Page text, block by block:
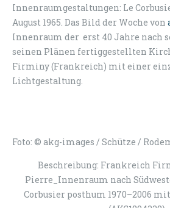
Innenraumgestaltungen: Le
August 1965. Das Bild der Woche von
Innenraum der erst 40 Jahre nach
seinen Plänen fertiggestellten
Firminy (Frankreich) mit einer
Lichtgestaltung.
Foto: © akg-images / Schütze /
Beschreibung: Frankreich
Pierre_Innenraum nach
Corbusier posthum 1970–2006